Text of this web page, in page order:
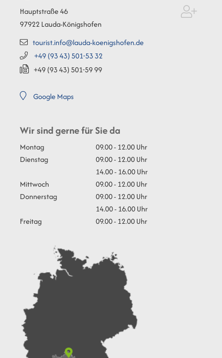
Hauptstraße 46
97922Lauda-Königshofen
tourist.info@lauda-koenigshofen.de
+49 (9343) 501-5332
+49 (9343) 501-5999
Google Maps
Wir sind gerne für Sie da
Montag
09.00 - 12.00 Uhr
Dienstag
09.00 - 12.00 Uhr
14.00 - 16.00 Uhr
Mittwoch
09.00 - 12.00 Uhr
Donnerstag
09.00 - 12.00 Uhr
14.00 - 16.00 Uhr
Freitag
09.00 - 12.00 Uhr